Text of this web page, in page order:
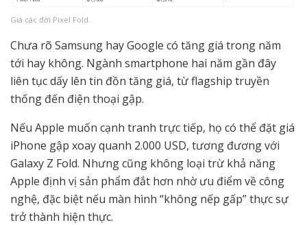
Giá các đời Pixel Fold.
Chưa rõ Samsung hay Google có tăng giá trong năm
tới hay không. Ngành smartphone hai năm gần đây
liên tục dấy lên tin đồn tăng giá, từ flagship truyền
thống đến điện thoại gập.
Nếu Apple muốn cạnh tranh trực tiếp, họ có thể đặt giá
iPhone gập xoay quanh 2.000 USD, tương đương với
Galaxy Z Fold. Nhưng cũng không loại trừ khả năng
Apple định vị sản phẩm đắt hơn nhờ ưu điểm về công
nghệ, đặc biệt nếu màn hình “không nếp gấp” thực sự
trở thành hiện thực.